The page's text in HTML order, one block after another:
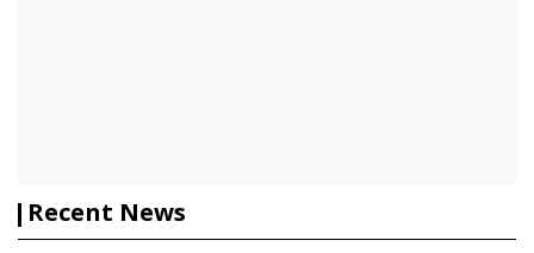
Recent News